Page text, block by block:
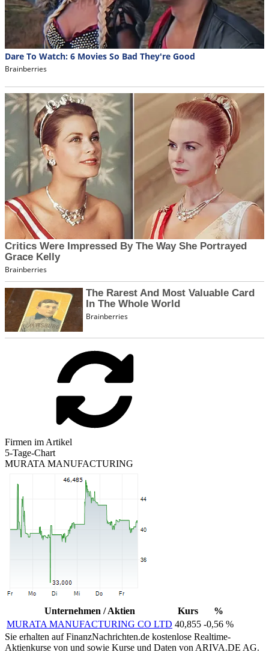
Firmen im Artikel
5-Tage-Chart
MURATA MANUFACTURING
Unternehmen / Aktien Kurs
%
MURATA MANUFACTURING CO LTD 40,855 -0,56 %
Sie erhalten auf FinanzNachrichten.de kostenlose Realtime-
Aktienkurse von und sowie Kurse und Daten von ARIVA.DE AG.